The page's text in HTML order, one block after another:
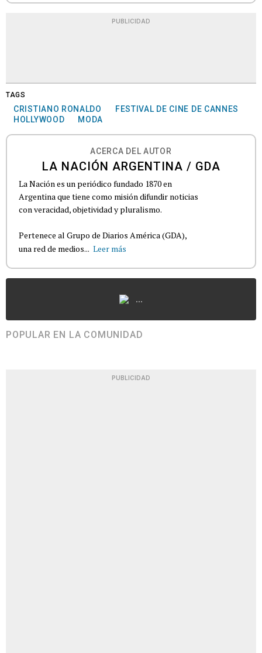
PUBLICIDAD
TAGS
CRISTIANO RONALDO
FESTIVAL DE CINE DE CANNES
HOLLYWOOD
MODA
ACERCA DEL AUTOR
LA NACIÓN ARGENTINA / GDA
La Nación es un periódico fundado 1870 en
Argentina que tiene como misión difundir noticias
con veracidad, objetividad y pluralismo.
Pertenece al Grupo de Diarios América (GDA),
una red de medios... Leer más
...
POPULAR EN LA COMUNIDAD
PUBLICIDAD